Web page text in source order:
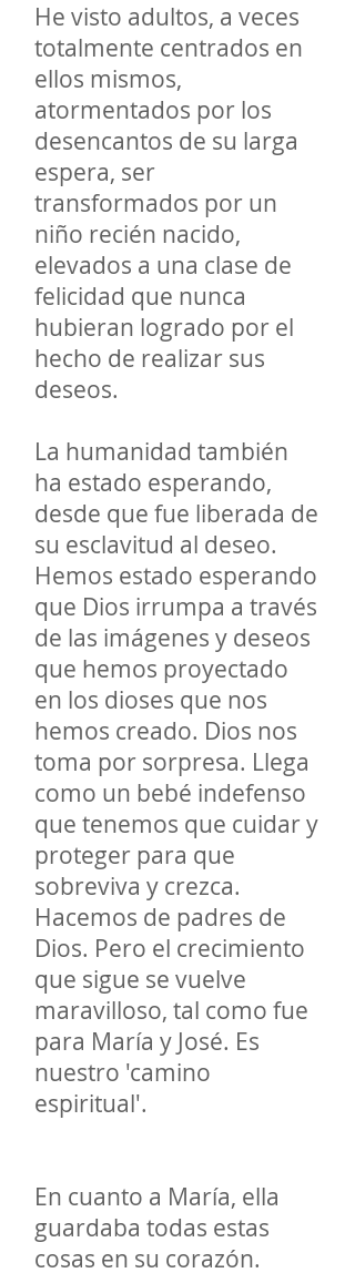
He visto adultos, a veces
totalmente centrados en
ellos mismos,
atormentados por los
desencantos de su larga
espera, ser
transformados por un
niño recién nacido,
elevados a una clase de
felicidad que nunca
hubieran logrado por el
hecho de realizar sus
deseos.
La humanidad también
ha estado esperando,
desde que fue liberada de
su esclavitud al deseo.
Hemos estado esperando
que Dios irrumpa a través
de las imágenes y deseos
que hemos proyectado
en los dioses que nos
hemos creado. Dios nos
toma por sorpresa. Llega
como un bebé indefenso
que tenemos que cuidar y
proteger para que
sobreviva y crezca.
Hacemos de padres de
Dios. Pero el crecimiento
que sigue se vuelve
maravilloso, tal como fue
para María y José. Es
nuestro 'camino
espiritual'.
En cuanto a María, ella
guardaba todas estas
cosas en su corazón.